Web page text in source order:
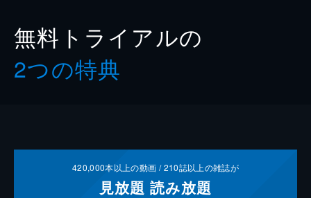
無料トライアルの
2つの特典
420,000本以上の動画 /210誌以上の雑誌が
見放題 読み放題